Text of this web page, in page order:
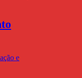
e